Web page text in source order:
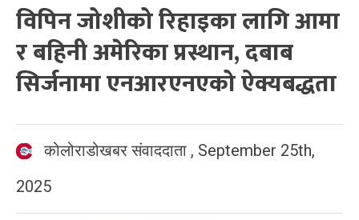
विपिन जोशीको रिहाइका लागि आमा
र बहिनी अमेरिका प्रस्थान, दबाब
सिर्जनामा एनआरएनएको ऐक्यबद्धता
कोलोराडोखबर संवाददाता , September 25th,
2025